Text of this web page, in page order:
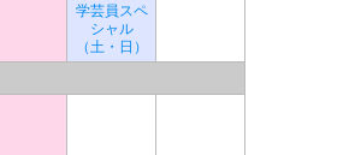
学芸員スペ
シャル
（土・日）